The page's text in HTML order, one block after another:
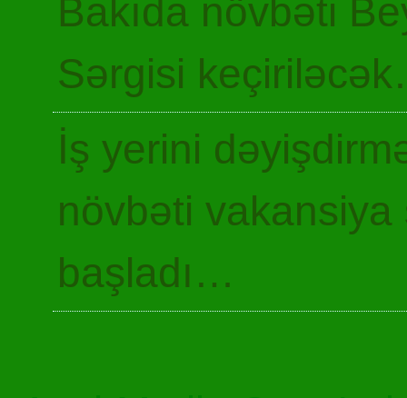
Bakıda növbəti
Sərgisi
İş yerini
növbəti
başladı…